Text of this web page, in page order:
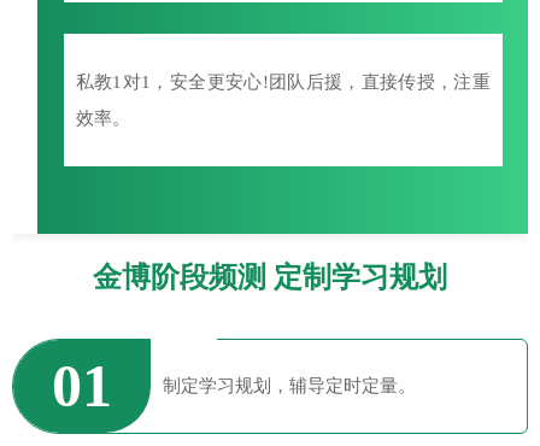
私教1对1，安全更安心!团队后援，直接传授，注重
效率。
金博阶段频测 定制学习规划
01 制定学习规划，辅导定时定量。